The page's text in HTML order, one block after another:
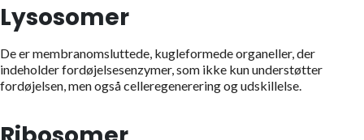
Lysosomer
De er membranomsluttede, kugleformede organeller, der
indeholder fordøjelsesenzymer, som ikke kun understøtter
fordøjelsen, men også celleregenerering og udskillelse.